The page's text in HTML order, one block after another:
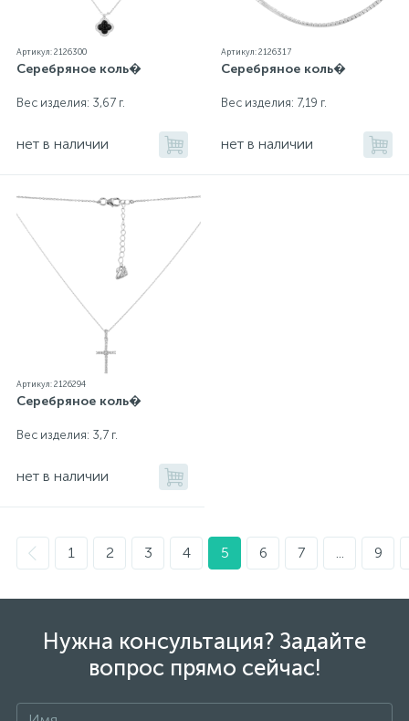
Артикул: 2126300
Серебряное коль�
Вес изделия: 3,67 г.
нет в наличии
Артикул: 2126317
Серебряное коль�
Вес изделия: 7,19 г.
нет в наличии
Артикул: 2126294
Серебряное коль�
Вес изделия: 3,7 г.
нет в наличии
1 2 3 4 5 6 7 ... 9
Нужна консультация? Задайте
вопрос прямо сейчас!